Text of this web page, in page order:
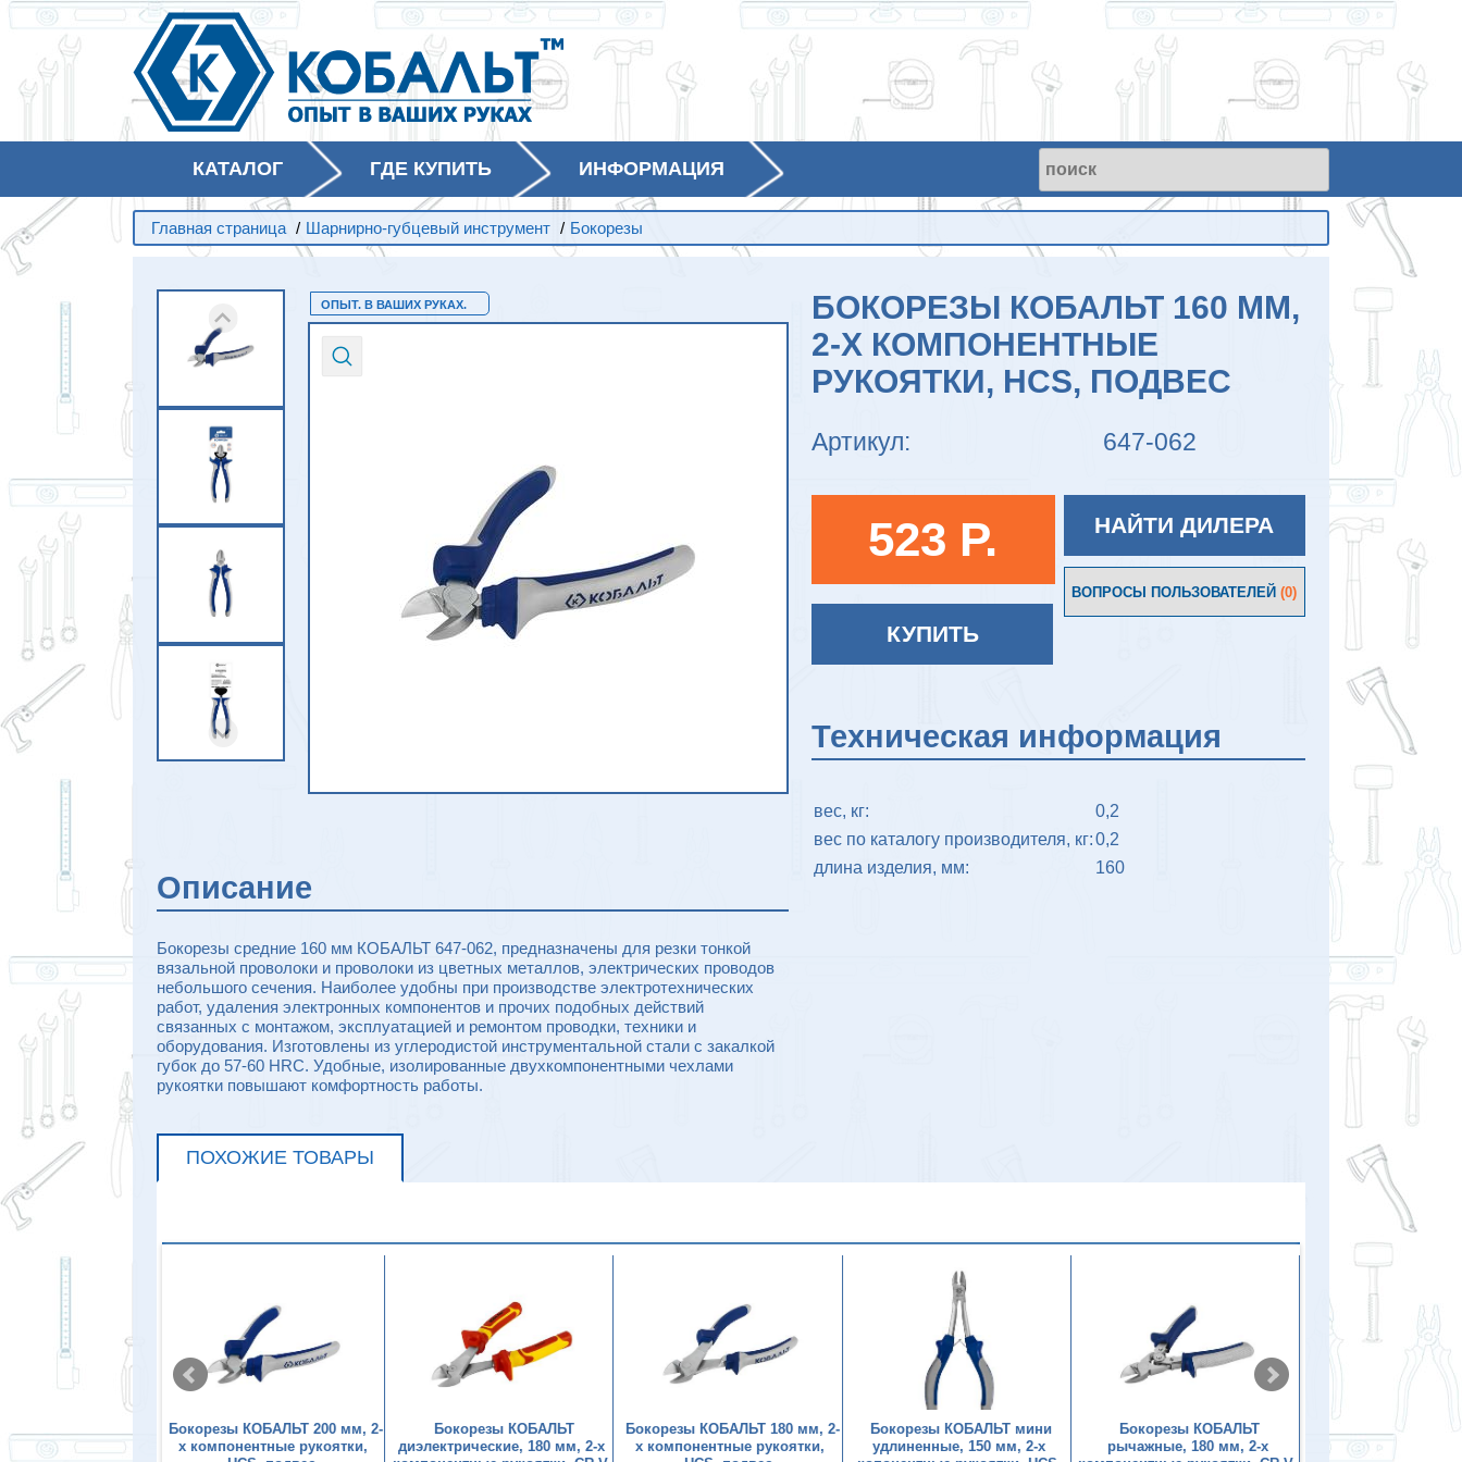
КАТАЛОГ ГДЕ КУПИТЬ ИНФОРМАЦИЯ
Главная страница / Шарнирно-губцевый инструмент / Бокорезы
ОПЫТ. В ВАШИХ РУКАХ.
Описание
Бокорезы средние 160 мм КОБАЛЬТ 647-062, предназначены для резки тонкой
вязальной проволоки и проволоки из цветных металлов, электрических проводов
небольшого сечения. Наиболее удобны при производстве электротехнических
работ, удаления электронных компонентов и прочих подобных действий
связанных с монтажом, эксплуатацией и ремонтом проводки, техники и
оборудования. Изготовлены из углеродистой инструментальной стали с закалкой
губок до 57-60 HRC. Удобные, изолированные двухкомпонентными чехлами
рукоятки повышают комфортность работы.
БОКОРЕЗЫ КОБАЛЬТ 160 ММ,
2-Х КОМПОНЕНТНЫЕ
РУКОЯТКИ, HCS, ПОДВЕС
Артикул: 647-062
523 P.
КУПИТЬ
НАЙТИ ДИЛЕРА
ВОПРОСЫ ПОЛЬЗОВАТЕЛЕЙ(0)
Техническая информация
вес, кг:
0,2
вес по каталогу производителя, кг:0,2
длина изделия, мм:
160
ПОХОЖИЕ ТОВАРЫ
х компонентные
Бокорезы КОБАЛЬТ 200 мм, 2-
х компонентные рукоятки,
Бокорезы КОБАЛЬТ
диэлектрические, 180 мм, 2-х
Бокорезы КОБАЛЬТ 180 мм, 2-
х компонентные рукоятки,
Бокорезы КОБАЛЬТ мини
удлиненные, 150 мм, 2-х
Бокорезы КОБАЛЬТ
рычажные, 180 мм, 2-х
Бокорезы
диэлектрические,